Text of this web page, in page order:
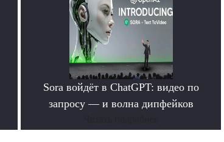
Sora войдёт в ChatGPT: видео по
запросу — и волна дипфейков